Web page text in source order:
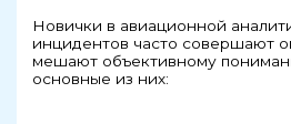
Новички в авиационной
инцидентов часто совершают
мешают объективному
основные из них: